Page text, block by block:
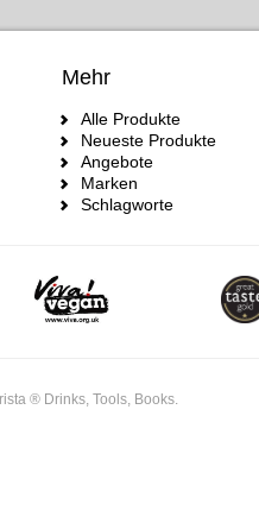
Mehr
Alle Produkte
Neueste Produkte
Angebote
Marken
Schlagworte
® Drinks, Tools, Books.